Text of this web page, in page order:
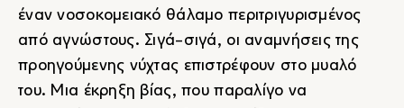
έναν νοσοκομειακό θάλαμο περιτριγυρισμένος
από αγνώστους. Σιγά-σιγά, οι αναμνήσεις της
προηγούμενης νύχτας επιστρέφουν στο μυαλό
του. Μια έκρηξη βίας, που παραλίγο να